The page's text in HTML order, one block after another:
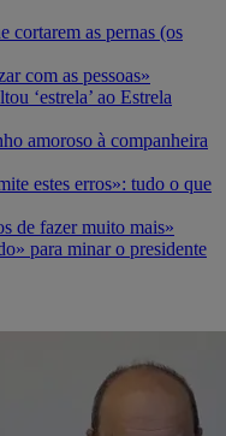
cortarem as pernas (os
com as pessoas»
‘estrela’ ao Estrela
amoroso à companheira
estes erros»: tudo o que
de fazer muito mais»
para minar o presidente